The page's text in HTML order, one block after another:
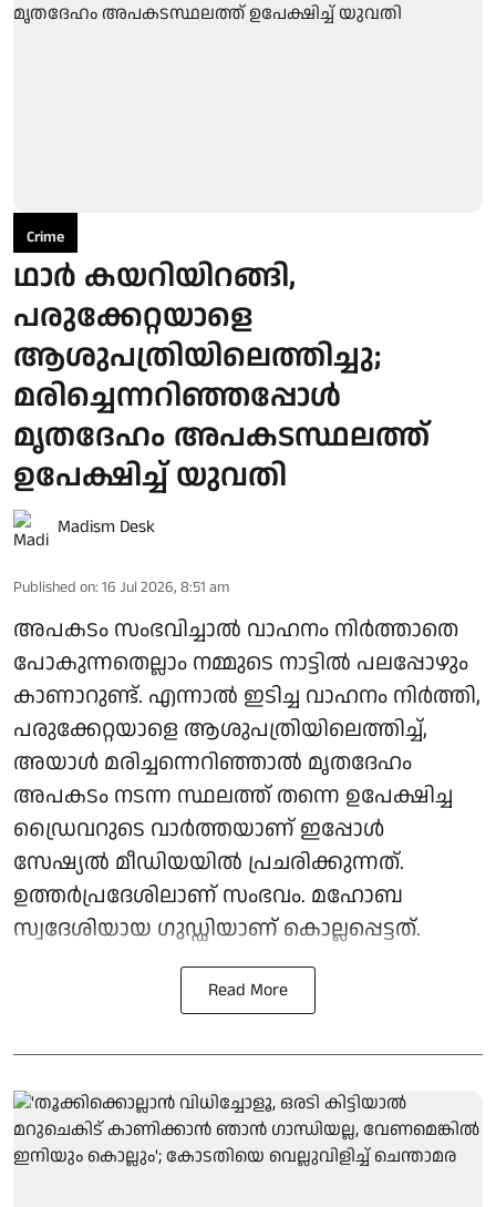
Crime
ഥാര്‍ കയറിയിറങ്ങി,
പരുക്കേറ്റയാളെ
ആശുപത്രിയിലെത്തിച്ചു;
മരിച്ചെന്നറിഞ്ഞപ്പോള്‍
മൃതദേഹം അപകടസ്ഥലത്ത്
ഉപേക്ഷിച്ച് യുവതി
Madism Desk
Published on: 16 Jul 2026, 8:51 am
അപകടം സംഭവിച്ചാൽ വാഹനം നിർത്താതെ
പോകുന്നതെല്ലാം നമ്മുടെ നാട്ടിൽ പലപ്പോഴും
കാണാറുണ്ട്. എന്നാൽ ഇടിച്ച വാഹനം നിർത്തി,
പരുക്കേറ്റയാളെ ആശുപത്രിയിലെത്തിച്ച്,
അയാൾ മരിച്ചന്നെറിഞ്ഞാൽ മൃതദേഹം
അപകടം നടന്ന സ്ഥലത്ത് തന്നെ ഉപേക്ഷിച്ച
ഡ്രൈവറുടെ വാർത്തയാണ് ഇപ്പോൾ
സേഷ്യൽ മീഡിയയിൽ പ്രചരിക്കുന്നത്.
ഉത്തർപ്രദേശിലാണ് സംഭവം. മഹോബ
സ്വദേശിയായ ഗുഡ്ഡിയാണ് കൊല്ലപ്പെട്ടത്.
Read More